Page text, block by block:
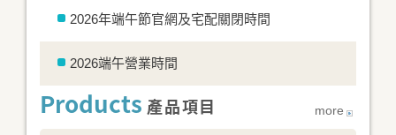
2026年端午節官網及宅配關閉時間
2026端午營業時間
more
Products 產品項目